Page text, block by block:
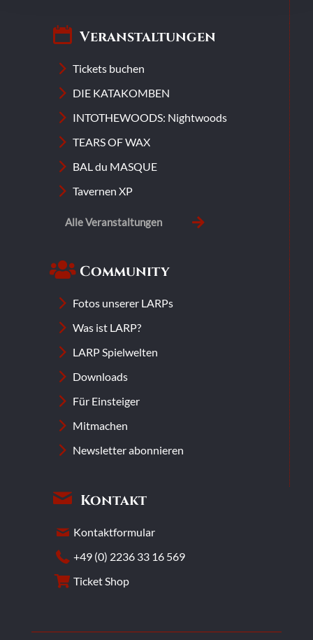
Veranstaltungen
Tickets buchen
DIE KATAKOMBEN
INTOTHEWOODS: Nightwoods
TEARS OF WAX
BAL du MASQUE
Tavernen XP
Alle Veranstaltungen
Community
Fotos unserer LARPs
Was ist LARP?
LARP Spielwelten
Downloads
Für Einsteiger
Mitmachen
Newsletter abonnieren
Kontakt
Kontaktformular
+49 (0) 2236 33 16 569
Ticket Shop